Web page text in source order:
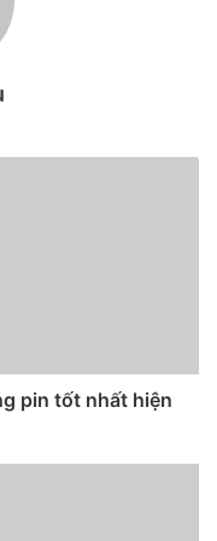
cập nhật
pin tốt nhất hiện